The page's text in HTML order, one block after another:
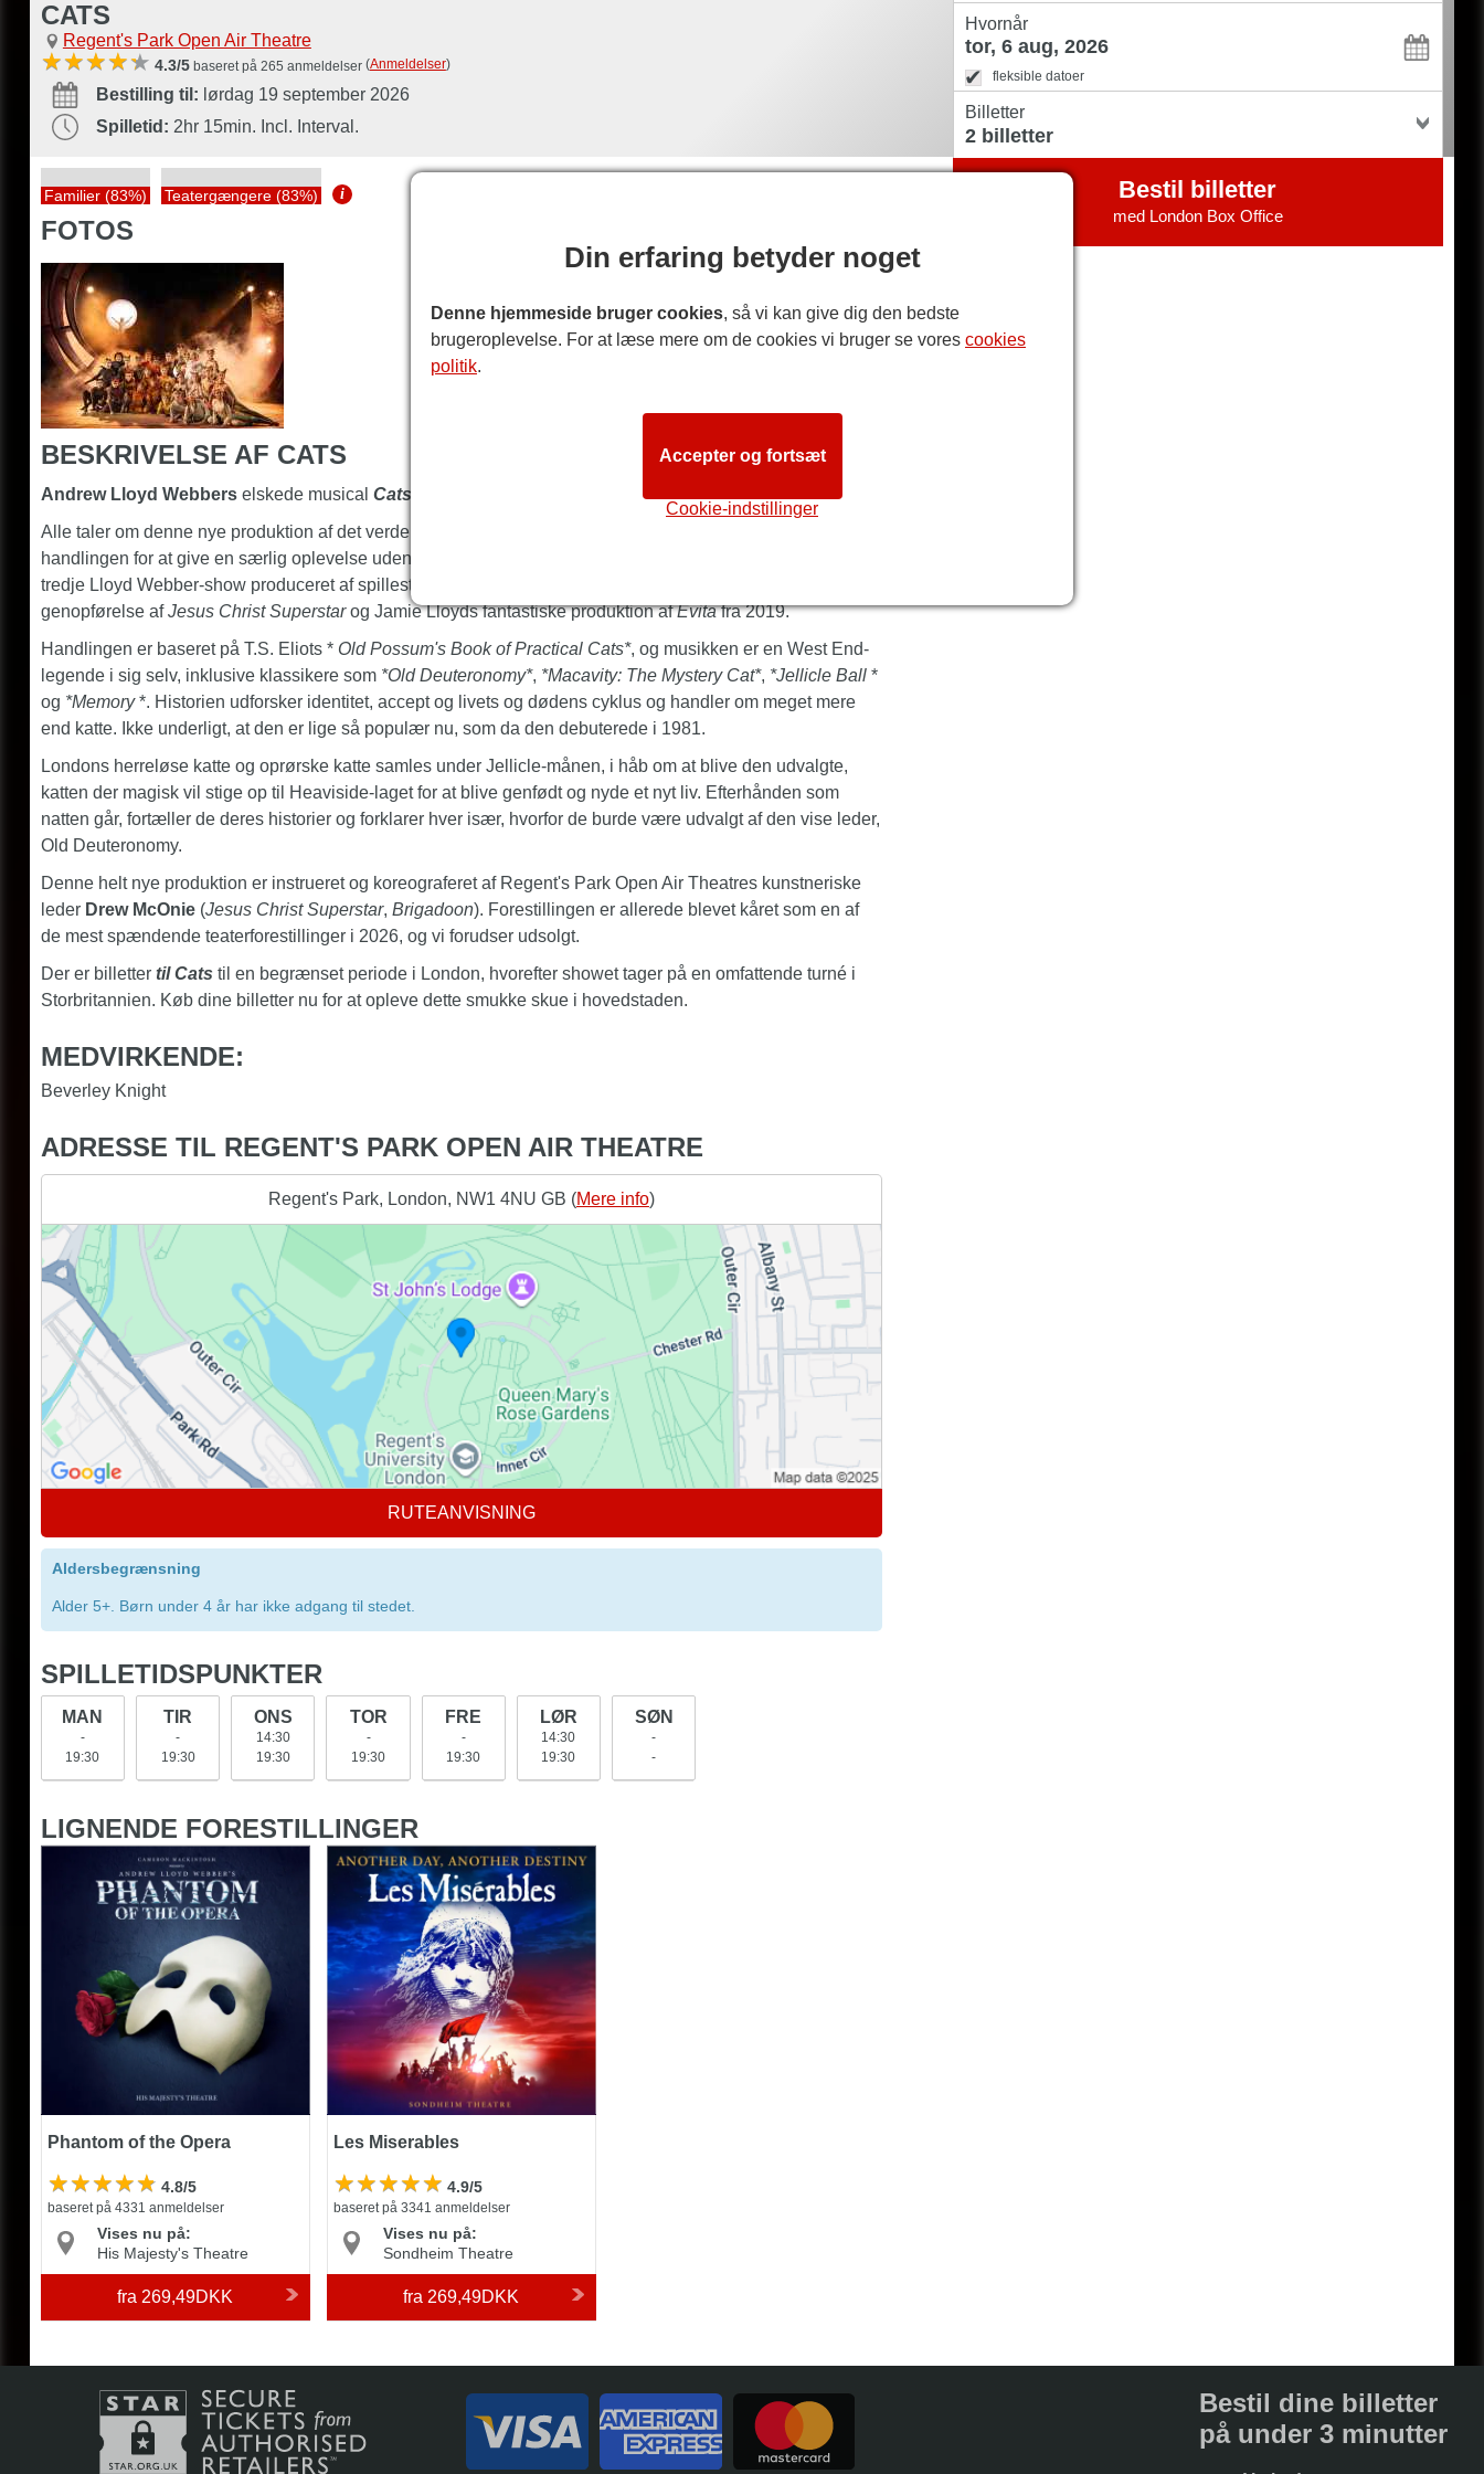
CATS
Regent's Park Open Air Theatre
4.3/5 baseret på 265 anmeldelser (Anmeldelser)
Bestilling til: lørdag 19 september 2026
Spilletid: 2hr 15min. Incl. Interval.
Hvornår
fleksible datoer
Billetter
Bestil billetter
med London Box Office
Familier (83%) Teatergængere (83%) i
FOTOS
BESKRIVELSE AF CATS
Andrew Lloyd Webberselskede musical Cats er i byen i en begrænset periode.
Alle taler om denne nye produktion af det verdensomspændende hit,
handlingen for at give en særlig oplevelse udendørs på Londons Regent's Park Open Air Theatre. Det er det
tredje Lloyd Webber-show produceret af spillestedet i de sidste ti år og følger op på deres Olivier-vindende
genopførelse afJesus Christ Superstarog Jamie Lloyds fantastiske produktion afEvitafra 2019.
Handlingen er baseret på T.S. Eliots * Old Possum's Book of Practical Cats*, og musikken er en West End-
legende i sig selv, inklusive klassikere som *Old Deuteronomy*, *Macavity: The Mystery Cat*, *Jellicle Ball*
og *Memory*. Historien udforsker identitet, accept og livets og dødens cyklus og handler om meget mere
end katte. Ikke underligt, at den er lige så populær nu, som da den debuterede i 1981.
Londons herreløse katte og oprørske katte samles under Jellicle-månen, i håb om at blive den udvalgte,
katten der magisk vil stige op til Heaviside-laget for at blive genfødt og nyde et nyt liv. Efterhånden som
natten går, fortæller de deres historier og forklarer hver især, hvorfor de burde være udvalgt af den vise leder,
Old Deuteronomy.
Denne helt nye produktion er instrueret og koreograferet af Regent's Park Open Air Theatres kunstneriske
leder Drew McOnie(Jesus Christ Superstar, Brigadoon). Forestillingen er allerede blevet kåret som en af
de mest spændende teaterforestillinger i 2026, og vi forudser udsolgt.
Der er billetter til Cats til en begrænset periode i London, hvorefter showet tager på en omfattende turné i
Storbritannien. Køb dine billetter nu for at opleve dette smukke skue i hovedstaden.
MEDVIRKENDE:
Beverley Knight
ADRESSE TIL REGENT'S PARK OPEN AIR THEATRE
Regent's Park, London, NW1 4NU GB (Mere info)
RUTEANVISNING
Aldersbegrænsning
Alder 5+. Børn under 4 år har ikke adgang til stedet.
SPILLETIDSPUNKTER
MAN
-
19:30
TIR
-
19:30
ONS
14:30
19:30
TOR
-
19:30
FRE
-
19:30
LØR
14:30
19:30
SØN
-
-
LIGNENDE FORESTILLINGER
Phantom of the Opera
Phantom of the Opera
4.8/5
baseret på 4331 anmeldelser
Vises nu på:
His Majesty's Theatre
fra 269,49DKK
Les Miserables
Les Miserables
4.9/5
baseret på 3341 anmeldelser
Vises nu på:
Sondheim Theatre
fra 269,49DKK
Bestil dine billetter
på under 3 minutter
Din erfaring betyder noget
Denne hjemmeside bruger cookies, så vi kan give dig den bedste
brugeroplevelse. For at læse mere om de cookies vi bruger se vores cookies
politik.
Cookie-indstillinger
Accepter og fortsæt